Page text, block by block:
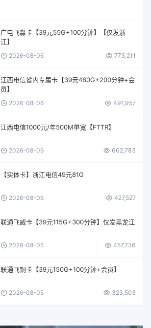
广电飞淼卡【39元55G+100分钟】【仅发浙
江】
2026-08-06 773,211
江西电信省内专属卡【39元480G+200分钟+会
员】
2026-08-06 491,957
江西电信1000元/年500M单宽【FTTR】
2026-08-06 662,783
【实体卡】浙江电信49元81G
2026-08-06 427,527
联通飞威卡【39元115G+300分钟】仅发黑龙江
2026-08-05 457,736
联通飞铜卡【39元150G+100分钟+会员】
2026-08-05 323,503